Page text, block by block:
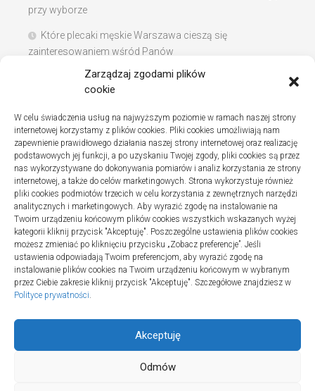
Zarządzaj zgodami plików
cookie
W celu świadczenia usług na najwyższym poziomie w ramach naszej strony
internetowej korzystamy z plików cookies. Pliki cookies umożliwiają nam
zapewnienie prawidłowego działania naszej strony internetowej oraz realizację
podstawowych jej funkcji, a po uzyskaniu Twojej zgody, pliki cookies są przez
nas wykorzystywane do dokonywania pomiarów i analiz korzystania ze strony
internetowej, a także do celów marketingowych. Strona wykorzystuje również
pliki cookies podmiotów trzecich w celu korzystania z zewnętrznych narzędzi
analitycznych i marketingowych. Aby wyrazić zgodę na instalowanie na
Twoim urządzeniu końcowym plików cookies wszystkich wskazanych wyżej
kategorii kliknij przycisk "Akceptuję". Poszczególne ustawienia plików cookies
możesz zmieniać po kliknięciu przycisku „Zobacz preferencje”. Jeśli
ustawienia odpowiadają Twoim preferencjom, aby wyrazić zgodę na
instalowanie plików cookies na Twoim urządzeniu końcowym w wybranym
przez Ciebie zakresie kliknij przycisk "Akceptuję". Szczegółowe znajdziesz w
Polityce prywatności.
Akceptuję
Odmów
przy wyborze
Które plecaki męskie Warszawa cieszą się
zainteresowaniem wśród Panów
Instalacje sanitarne w szpitalach – jak wybrać dobrą
Na co zwracać uwagę podczas szukania noclegów
nad Bałtykiem
Najnowsze komentarze
GosiaoFizjoterapia – jak ekspresowo przywrócić
sprawność po urazie?